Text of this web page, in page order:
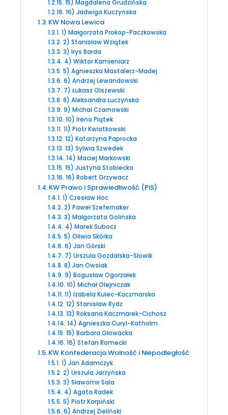
15) Magdalena Grudzińska
16) Jadwiga Kuczyńska
KW Nowa Lewica
1) Małgorzata Prokop-Paczkowska
2) Stanisław Wziątek
3) Irys Barda
4) Wiktor Kamieniarz
5) Agnieszka Mastalerz-Madej
6) Andrzej Lewandowski
7) Łukasz Olszewski
8) Aleksandra Łuczyńska
9) Michał Czarnowski
10) Irena Piątek
11) Piotr Kwiatkowski
12) Katarzyna Paprocka
13) Sylwia Szwedek
14) Maciej Markowski
15) Justyna Stobiecka
16) Robert Grzywacz
KW Prawo i Sprawiedliwość (PiS)
1) Czesław Hoc
2) Paweł Szefernaker
3) Małgorzata Golińska
4) Marek Subocz
5) Oliwia Skórka
6) Jan Górski
7) Urszula Gozdalska-Słowik
8) Jan Owsiak
9) Bogusław Ogorzałek
10) Michał Olejniczak
11) Izabela Kulec-Kaczmarska
12) Stanisław Rydz
13) Roksana Kaczmarek-Cichosz
14) Agnieszka Curyl-Katholm
15) Barbara Głowacka
16) Stefan Romecki
KW Konfederacja Wolność i Niepodległość
1) Jan Adamczyk
2) Urszula Jarzyńska
3) Sławomir Sala
4) Agata Radek
5) Piotr Karpiński
6) Andrzej Zieliński